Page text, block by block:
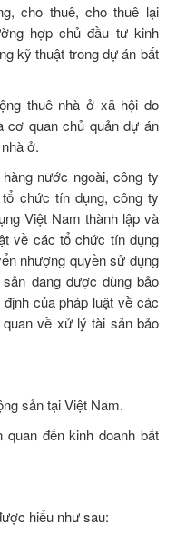
cho thuê, cho thuê lại
hợp chủ đầu tư kinh
kỹ thuật trong dự án bất
thuê nhà ở xã hội do
cơ quan chủ quản dự án
ở.
nước ngoài, công ty
chức tín dụng, công ty
Việt Nam thành lập và
về các tổ chức tín dụng
nhượng quyền sử dụng
đang được dùng bảo
của pháp luật về các
về xử lý tài sản bảo
sản tại Việt Nam.
đến kinh doanh bất
hiểu như sau: